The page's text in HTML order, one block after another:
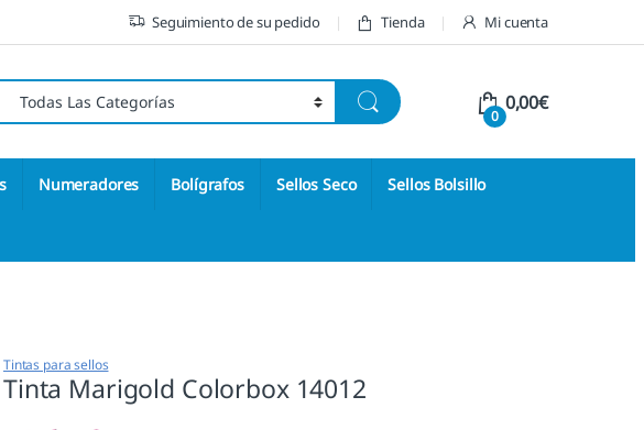
Seguimiento de su pedido Tienda Mi cuenta
0
0,00€
Numeradores Bolígrafos Sellos Seco Sellos Bolsillo
Tintas para sellos
Tinta Marigold Colorbox 14012